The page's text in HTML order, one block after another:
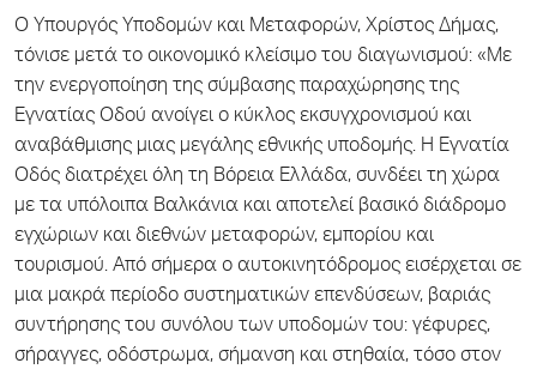
Ο Υπουργός Υποδομών και Μεταφορών, Χρίστος Δήμας,
τόνισε μετά το οικονομικό κλείσιμο του διαγωνισμού: «Με
την ενεργοποίηση της σύμβασης παραχώρησης της
Εγνατίας Οδού ανοίγει ο κύκλος εκσυγχρονισμού και
αναβάθμισης μιας μεγάλης εθνικής υποδομής. Η Εγνατία
Οδός διατρέχει όλη τη Βόρεια Ελλάδα, συνδέει τη χώρα
με τα υπόλοιπα Βαλκάνια και αποτελεί βασικό διάδρομο
εγχώριων και διεθνών μεταφορών, εμπορίου και
τουρισμού. Από σήμερα ο αυτοκινητόδρομος εισέρχεται σε
μια μακρά περίοδο συστηματικών επενδύσεων, βαριάς
συντήρησης του συνόλου των υποδομών του: γέφυρες,
σήραγγες, οδόστρωμα, σήμανση και στηθαία, τόσο στον